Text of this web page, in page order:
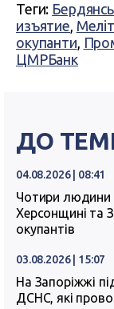
Теги:
изъятие,
окупанти,
ЦМРБанк
ДО
04.08.2026 | 08:41
Чотири людини
Херсонщині та
окупантів
03.08.2026 | 15:07
На Запоріжжі
ДСНС, які